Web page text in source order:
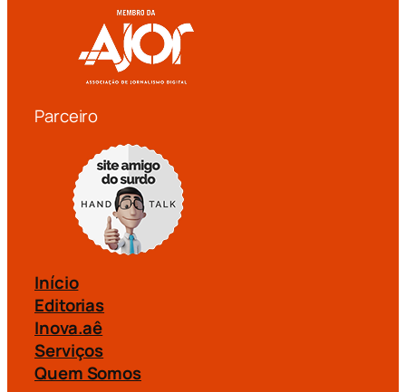
Parceiro
Início
Editorias
Inova.aê
Serviços
Quem Somos